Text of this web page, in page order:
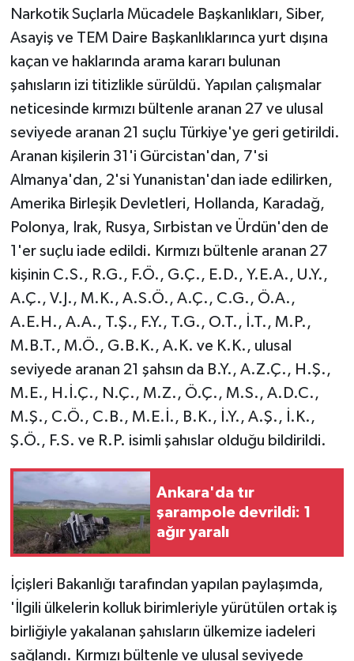
Narkotik Suçlarla Mücadele Başkanlıkları, Siber,
Asayiş ve TEM Daire Başkanlıklarınca yurt dışına
kaçan ve haklarında arama kararı bulunan
şahısların izi titizlikle sürüldü. Yapılan çalışmalar
neticesinde kırmızı bültenle aranan 27 ve ulusal
seviyede aranan 21 suçlu Türkiye'ye geri getirildi.
Aranan kişilerin 31'i Gürcistan'dan, 7'si
Almanya'dan, 2'si Yunanistan'dan iade edilirken,
Amerika Birleşik Devletleri, Hollanda, Karadağ,
Polonya, Irak, Rusya, Sırbistan ve Ürdün'den de
1'er suçlu iade edildi. Kırmızı bültenle aranan 27
kişinin C.S., R.G., F.Ö., G.Ç., E.D., Y.E.A., U.Y.,
A.Ç., V.J., M.K., A.S.Ö., A.Ç., C.G., Ö.A.,
A.E.H., A.A., T.Ş., F.Y., T.G., O.T., İ.T., M.P.,
M.B.T., M.Ö., G.B.K., A.K. ve K.K., ulusal
seviyede aranan 21 şahsın da B.Y., A.Z.Ç., H.Ş.,
M.E., H.İ.Ç., N.Ç., M.Z., Ö.Ç., M.S., A.D.C.,
M.Ş., C.Ö., C.B., M.E.İ., B.K., İ.Y., A.Ş., İ.K.,
Ş.Ö., F.S. ve R.P. isimli şahıslar olduğu bildirildi.
Ankara'da tır
şarampole devrildi: 1
ağır yaralı
İçişleri Bakanlığı tarafından yapılan paylaşımda,
'İlgili ülkelerin kolluk birimleriyle yürütülen ortak iş
birliğiyle yakalanan şahısların ülkemize iadeleri
sağlandı. Kırmızı bültenle ve ulusal seviyede